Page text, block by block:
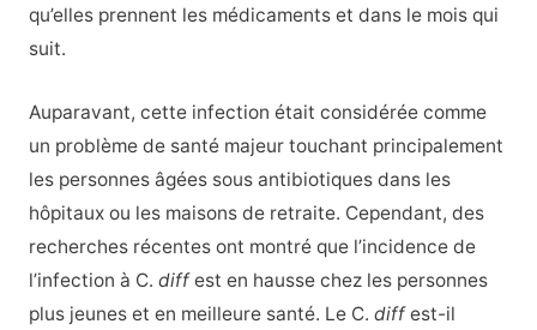
qu’elles prennent les médicaments et dans le mois qui
suit.
Auparavant, cette infection était considérée comme
un problème de santé majeur touchant principalement
les personnes âgées sous antibiotiques dans les
hôpitaux ou les maisons de retraite. Cependant, des
recherches récentes ont montré que l’incidence de
l’infection à C. diffest en hausse chez les personnes
plus jeunes et en meilleure santé. Le C. diffest-il